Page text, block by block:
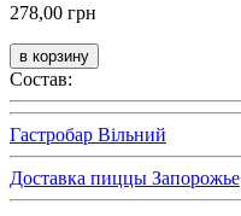
278,00 грн
Состав:
Гастробар Вільний
Доставка пиццы Запорожье